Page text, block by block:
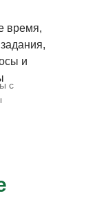
время,
и
с